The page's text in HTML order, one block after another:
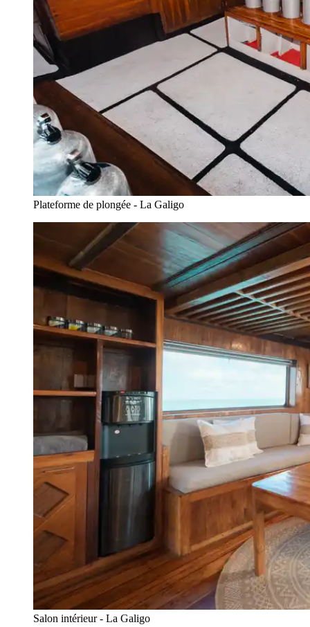
Plateforme de plongée - La Galigo
Salon intérieur - La Galigo